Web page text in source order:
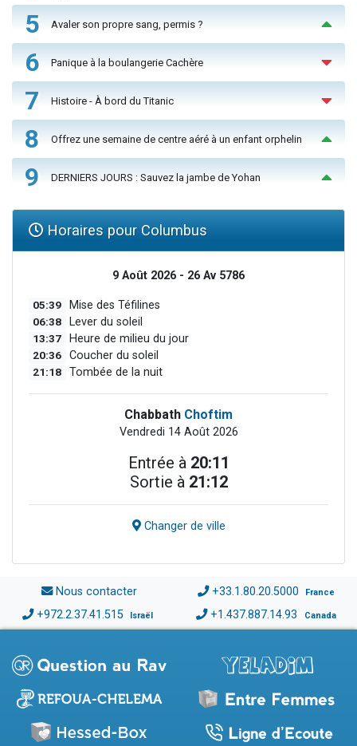
5 Avaler son propre sang, permis ?
6 Panique à la boulangerie Cachère
7 Histoire - À bord du Titanic
8 Offrez une semaine de centre aéré à un enfant orphelin
9 DERNIERS JOURS : Sauvez la jambe de Yohan
Horaires pour Columbus
9 Août 2026 - 26 Av 5786
05:39 Mise des Téfilines
06:38 Lever du soleil
13:37 Heure de milieu du jour
20:36 Coucher du soleil
21:18 Tombée de la nuit
Chabbath Choftim
Vendredi 14 Août 2026
Entrée à 20:11
Sortie à 21:12
Changer de ville
Nous contacter +33.1.80.20.5000 France
+972.2.37.41.515 Israël +1.437.887.14.93 Canada